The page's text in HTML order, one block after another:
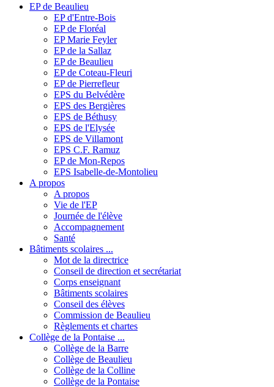
EP de Beaulieu
EP d'Entre-Bois
EP de Floréal
EP Marie Feyler
EP de la Sallaz
EP de Beaulieu
EP de Coteau-Fleuri
EP de Pierrefleur
EPS du Belvédère
EPS des Bergières
EPS de Béthusy
EPS de l'Elysée
EPS de Villamont
EPS C.F. Ramuz
EP de Mon-Repos
EPS Isabelle-de-Montolieu
A propos
A propos
Vie de l'EP
Journée de l'élève
Accompagnement
Santé
Bâtiments scolaires ...
Mot de la directrice
Conseil de direction et secrétariat
Corps enseignant
Bâtiments scolaires
Conseil des élèves
Commission de Beaulieu
Règlements et chartes
Collège de la Pontaise ...
Collège de la Barre
Collège de Beaulieu
Collège de la Colline
Collège de la Pontaise